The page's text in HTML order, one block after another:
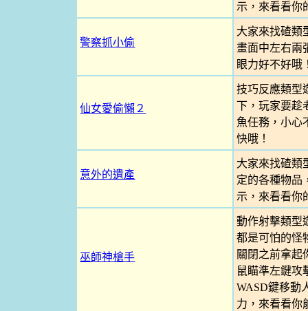
示，來看看你
警察抓小偷
大家來找碴類
畫面中左右兩
眼力好不好哦
仙女愛偷懶２
技巧反應類型
下，玩家要趁
魚任務，小心
快哦！
意外的遺產
大家來找碴類
定的各種物品
示，來看看你
巫師神槍手
動作射擊類型
都是可怕的怪
關閉之前拿起
鼠瞄準左鍵攻
WASD鍵移動
力，來看看你